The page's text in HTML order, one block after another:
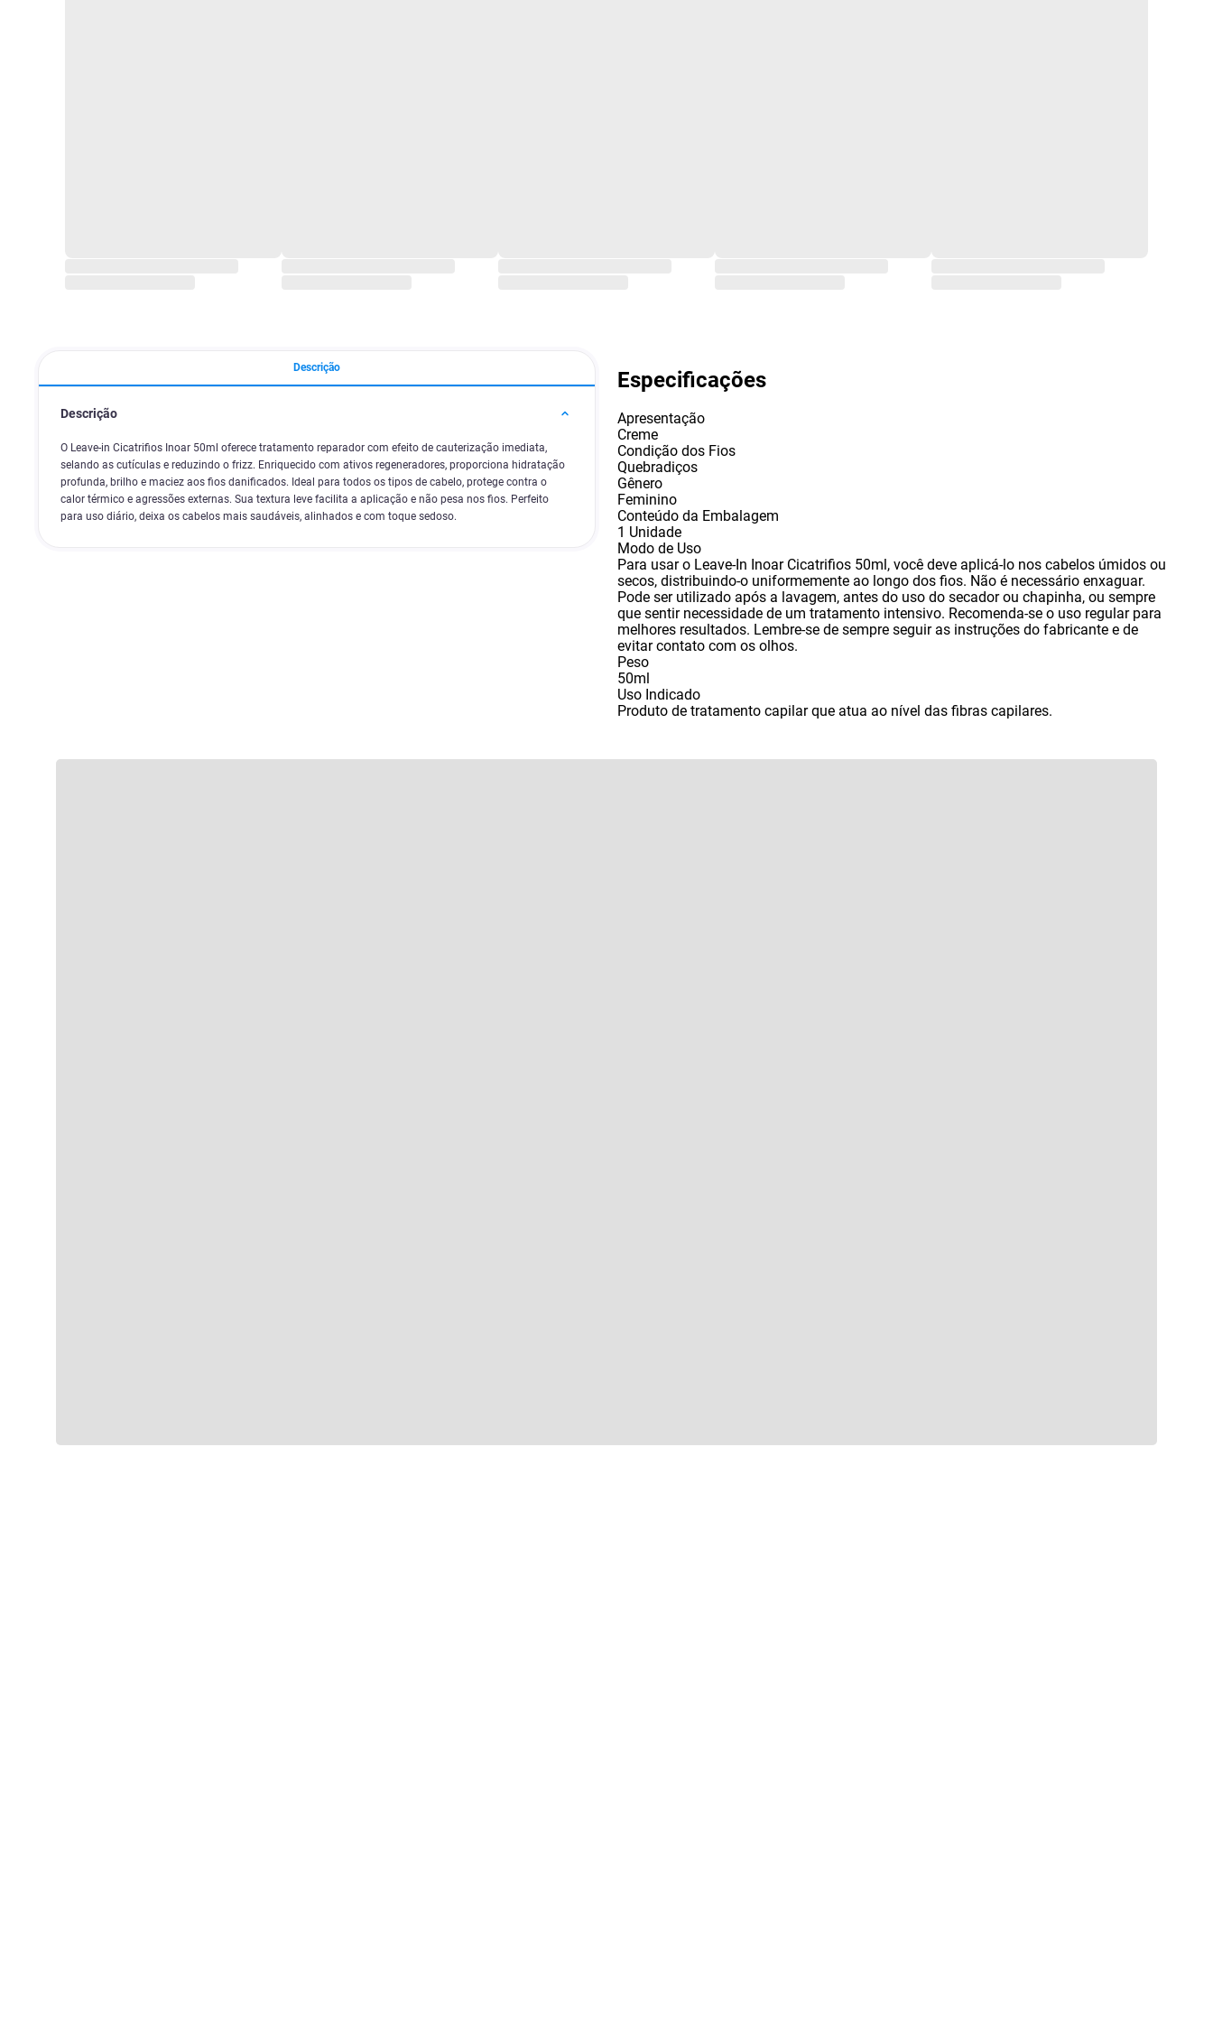
Descrição
Descrição
O Leave-in Cicatrifios Inoar 50ml oferece tratamento reparador com efeito de cauterização imediata,
selando as cutículas e reduzindo o frizz. Enriquecido com ativos regeneradores, proporciona hidratação
profunda, brilho e maciez aos fios danificados. Ideal para todos os tipos de cabelo, protege contra o
calor térmico e agressões externas. Sua textura leve facilita a aplicação e não pesa nos fios. Perfeito
para uso diário, deixa os cabelos mais saudáveis, alinhados e com toque sedoso.
Especificações
Apresentação
Creme
Condição dos Fios
Quebradiços
Gênero
Feminino
Conteúdo da Embalagem
1 Unidade
Modo de Uso
Para usar o Leave-In Inoar Cicatrifios 50ml, você deve aplicá-lo nos cabelos úmidos ou
secos, distribuindo-o uniformemente ao longo dos fios. Não é necessário enxaguar.
Pode ser utilizado após a lavagem, antes do uso do secador ou chapinha, ou sempre
que sentir necessidade de um tratamento intensivo. Recomenda-se o uso regular para
melhores resultados. Lembre-se de sempre seguir as instruções do fabricante e de
evitar contato com os olhos.
Peso
50ml
Uso Indicado
Produto de tratamento capilar que atua ao nível das fibras capilares.